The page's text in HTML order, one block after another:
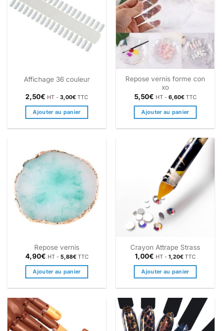
Affichage 36 couleur
2,50€ HT - 3,00€ TTC
Ajouter au panier
Repose vernis forme con
xo
5,50€ HT - 6,60€TTC
Ajouter au panier
Repose vernis
4,90€ HT - 5,88€TTC
Ajouter au panier
Crayon Attrape Strass
1,00€ HT - 1,20€ TTC
Ajouter au panier